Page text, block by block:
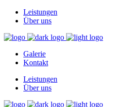
Leistungen
Über uns
Galerie
Kontakt
Leistungen
Über uns